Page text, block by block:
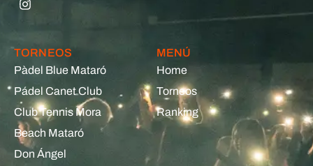
TORNEOS
Pàdel Blue Mataró
Pádel Canet Club
Club Tennis Mora
Beach Mataró
Don Ángel
MENÚ
Home
Torneos
Ranking